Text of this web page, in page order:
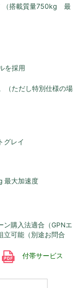
（搭載質量750kg 最
を採用
（ただし特別仕様の場
グレイ
最大加速度
ン購入法適合（GPNエ
立可能（別途お問合
付帯サービス